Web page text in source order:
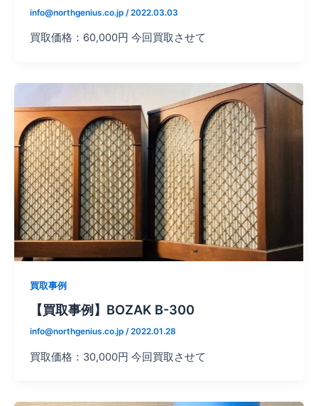
info@northgenius.co.jp /2022.03.03
買取価格：60,000円 今回買取させて
買取事例
【買取事例】BOZAK B-300
info@northgenius.co.jp /2022.01.28
買取価格：30,000円 今回買取させて